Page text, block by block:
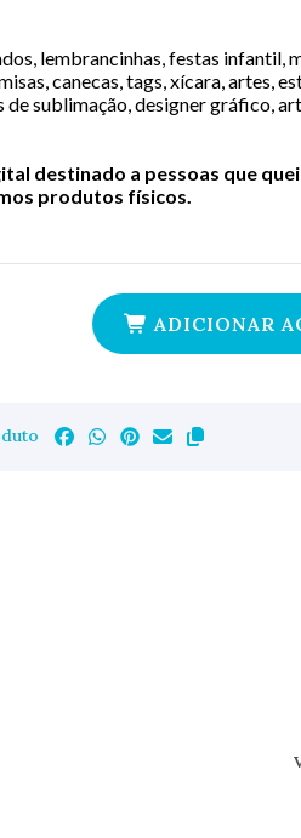
lembrancinhas, festas infantil,
canecas, tags, xícara, artes,
de sublimação, designer gráfico,
destinado a pessoas que
produtos físicos.
ADICIONAR